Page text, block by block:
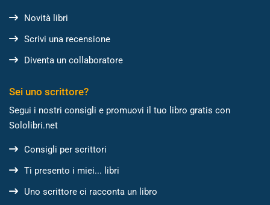
Novità libri
Scrivi una recensione
Diventa un collaboratore
Sei uno scrittore?
Segui i nostri consigli e promuovi il tuo libro gratis con
Sololibri.net
Consigli per scrittori
Ti presento i miei... libri
Uno scrittore ci racconta un libro